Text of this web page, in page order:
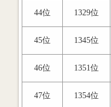
44位 1329位
45位 1345位
46位 1351位
47位 1354位